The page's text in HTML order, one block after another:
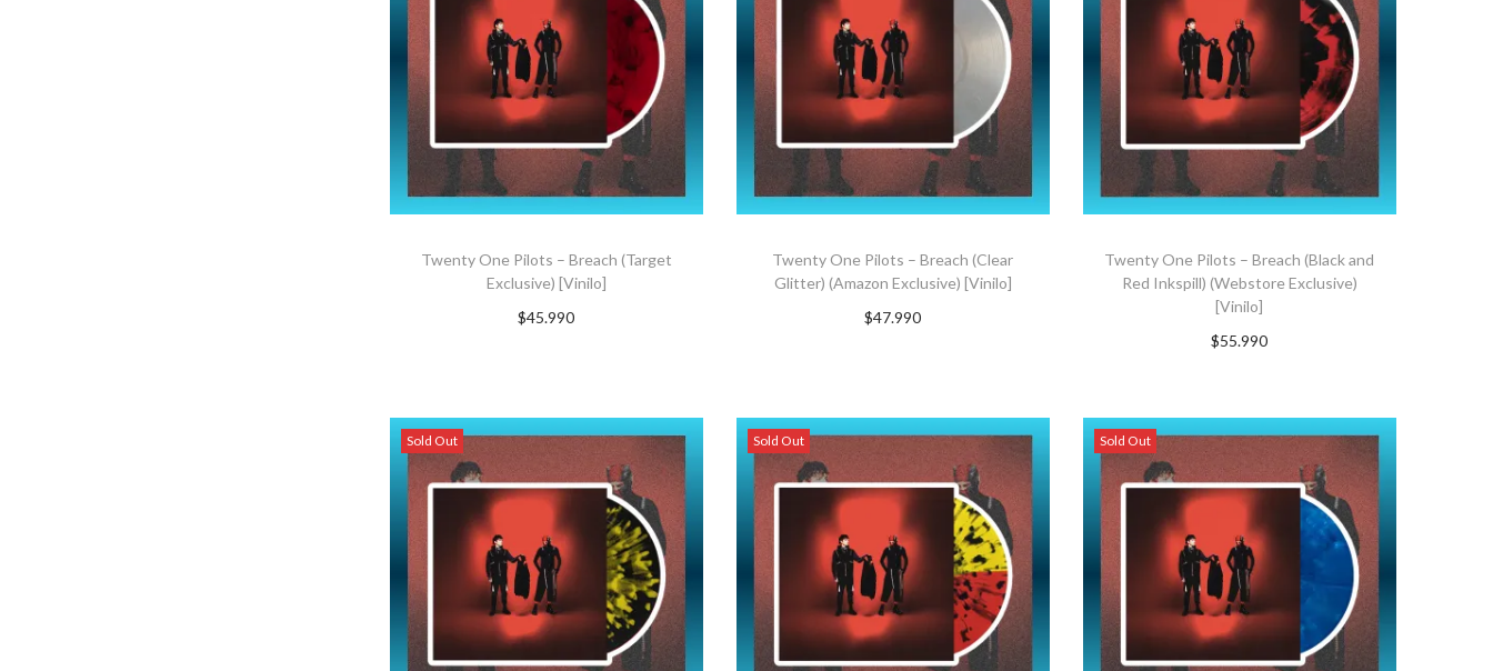
Twenty One Pilots – Breach (Target
Exclusive) [Vinilo]
$45.990
Twenty One Pilots – Breach (Clear
Glitter) (Amazon Exclusive) [Vinilo]
$47.990
Twenty One Pilots – Breach (Black and
Red Inkspill) (Webstore Exclusive)
[Vinilo]
$55.990
Sold Out Sold Out Sold Out